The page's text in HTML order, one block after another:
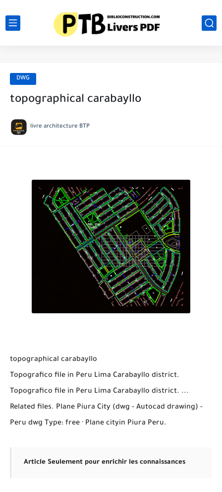
DWG
topographical carabayllo
livre architecture BTP
topographical carabayllo
Topografico file in Peru Lima Carabayllo district.
Topografico file in Peru Lima Carabayllo district. ...
Related files. Plane Piura City (dwg - Autocad drawing) -
Peru dwg Type: free · Plane cityin Piura Peru.
Article Seulement pour enrichir les connaissances